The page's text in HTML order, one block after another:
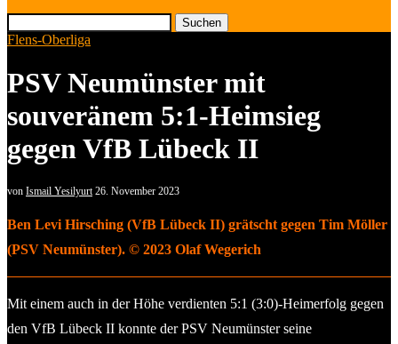
Suchen
Flens-Oberliga
PSV Neumünster mit
souveränem 5:1-Heimsieg
gegen VfB Lübeck II
von Ismail Yesilyurt 26. November 2023
Ben Levi Hirsching (VfB Lübeck II) grätscht gegen Tim Möller
(PSV Neumünster). © 2023 Olaf Wegerich
Mit einem auch in der Höhe verdienten 5:1 (3:0)-Heimerfolg gegen
den VfB Lübeck II konnte der PSV Neumünster seine